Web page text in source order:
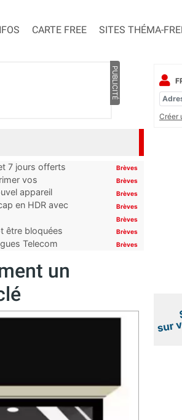
CARTE FREE SITES THÉMA-
PUBLICITÉ
7 jours offerts Brèves
vos
Brèves
appareil
Brèves
en HDR avec
Brèves
Brèves
être bloquées
Brèves
Telecom
Brèves
un
Créer